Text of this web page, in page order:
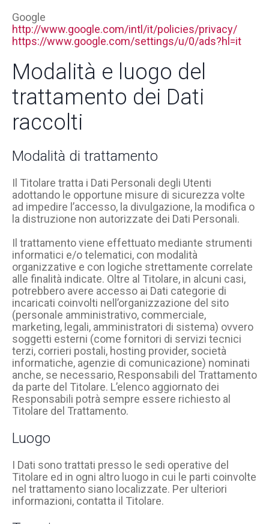
Google
http://www.google.com/intl/it/policies/privacy/
https://www.google.com/settings/u/0/ads?hl=it
Modalità e luogo del
trattamento dei Dati
raccolti
Modalità di trattamento
Il Titolare tratta i Dati Personali degli Utenti
adottando le opportune misure di sicurezza volte
ad impedire l’accesso, la divulgazione, la modifica o
la distruzione non autorizzate dei Dati Personali.
Il trattamento viene effettuato mediante strumenti
informatici e/o telematici, con modalità
organizzative e con logiche strettamente correlate
alle finalità indicate. Oltre al Titolare, in alcuni casi,
potrebbero avere accesso ai Dati categorie di
incaricati coinvolti nell’organizzazione del sito
(personale amministrativo, commerciale,
marketing, legali, amministratori di sistema) ovvero
soggetti esterni (come fornitori di servizi tecnici
terzi, corrieri postali, hosting provider, società
informatiche, agenzie di comunicazione) nominati
anche, se necessario, Responsabili del Trattamento
da parte del Titolare. L’elenco aggiornato dei
Responsabili potrà sempre essere richiesto al
Titolare del Trattamento.
Luogo
I Dati sono trattati presso le sedi operative del
Titolare ed in ogni altro luogo in cui le parti coinvolte
nel trattamento siano localizzate. Per ulteriori
informazioni, contatta il Titolare.